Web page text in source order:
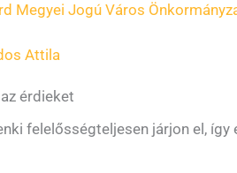
Megyei Jogú Város
Attila
érdieket
felelősségteljesen járjon el, így